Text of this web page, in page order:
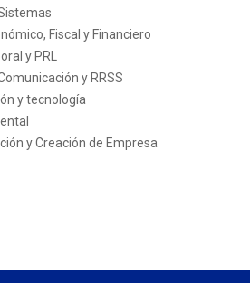
Fiscal y Financiero
y PRL
y RRSS
y tecnología
y Creación de Empresa